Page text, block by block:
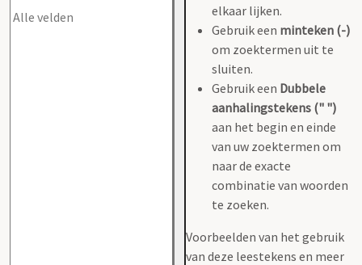
elkaar lijken.
Gebruik een minteken (-)
om zoektermen uit te
sluiten.
Gebruik een Dubbele
aanhalingstekens (" ")
aan het begin en einde
van uw zoektermen om
naar de exacte
combinatie van woorden
te zoeken.
Voorbeelden van het gebruik
van deze leestekens en meer